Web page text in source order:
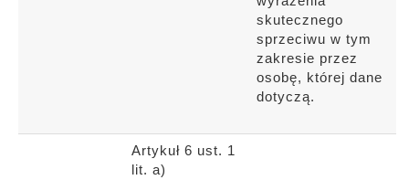
skutecznego
sprzeciwu w tym
zakresie przez
osobę, której dane
dotyczą.
Artykuł 6 ust. 1
lit. a)